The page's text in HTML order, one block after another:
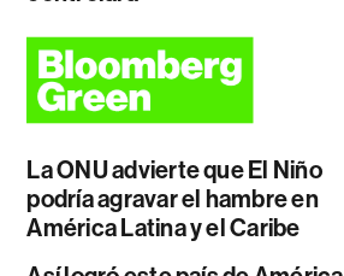
La ONU advierte que El Niño
podría agravar el hambre en
América Latina y el Caribe